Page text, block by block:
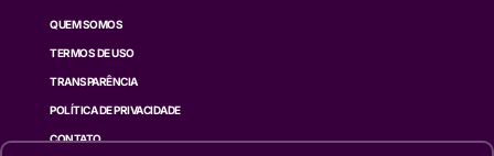
QUEM SOMOS
TERMOS DE USO
TRANSPARÊNCIA
POLÍTICA DE PRIVACIDADE
CONTATO